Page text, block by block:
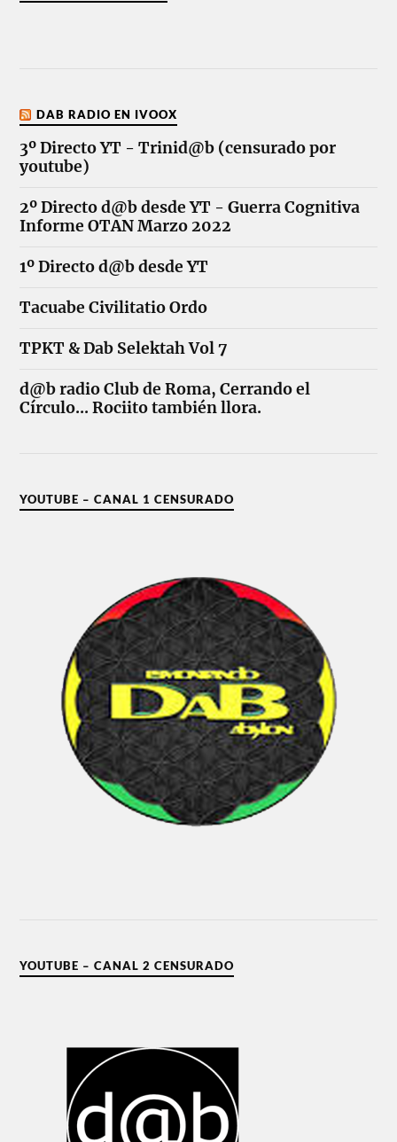
DAB RADIO EN IVOOX
3º Directo YT - Trinid@b (censurado por
youtube)
2º Directo d@b desde YT - Guerra Cognitiva
Informe OTAN Marzo 2022
1º Directo d@b desde YT
Tacuabe Civilitatio Ordo
TPKT & Dab Selektah Vol 7
d@b radio Club de Roma, Cerrando el
Círculo... Rociito también llora.
YOUTUBE – CANAL 1 CENSURADO
YOUTUBE – CANAL 2 CENSURADO